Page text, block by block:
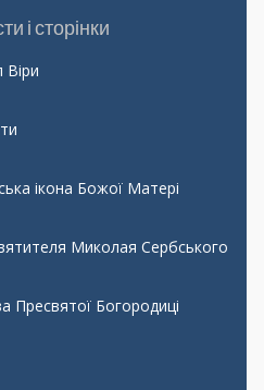
і сторінки
ікона Божої Матері
Миколая Сербського
Пресвятої Богородиці